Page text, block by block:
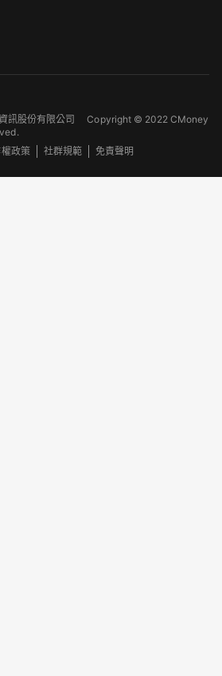
資訊股份有限公司Copyright © 2022 CMoney
政策 社群規範 免責聲明